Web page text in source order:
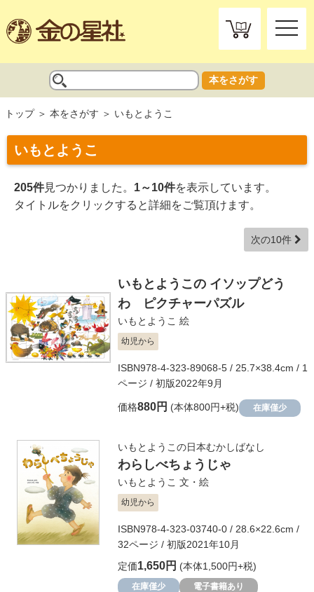
toggle
本をさがす
トップ 本をさがす いもとようこ
いもとようこ
205件見つかりました。 1～10件を表示しています。
タイトルをクリックすると詳細をご覧頂けます。
次の10件
いもとようこの イソップどう
わ ピクチャーパズル
いもとようこ 絵
幼児から
ISBN978-4-323-89068-5 / 25.7×38.4cm / 1
ページ / 初版2022年9月
価格880円 (本体800円+税) 在庫僅少
いもとようこの日本むかしばなし
わらしべちょうじゃ
いもとようこ 文・絵
幼児から
ISBN978-4-323-03740-0 / 28.6×22.6cm /
32ページ / 初版2021年10月
定価1,650円 (本体1,500円+税)
在庫僅少 電子書籍あり